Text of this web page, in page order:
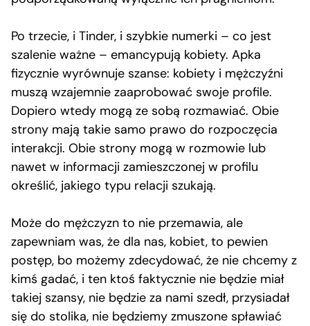
Po trzecie, i Tinder, i szybkie numerki – co jest
szalenie ważne – emancypują kobiety. Apka
fizycznie wyrównuje szanse: kobiety i mężczyźni
muszą wzajemnie zaaprobować swoje profile.
Dopiero wtedy mogą ze sobą rozmawiać. Obie
strony mają takie samo prawo do rozpoczęcia
interakcji. Obie strony mogą w rozmowie lub
nawet w informacji zamieszczonej w profilu
określić, jakiego typu relacji szukają.
Może do mężczyzn to nie przemawia, ale
zapewniam was, że dla nas, kobiet, to pewien
postęp, bo możemy zdecydować, że nie chcemy z
kimś gadać, i ten ktoś faktycznie nie będzie miał
takiej szansy, nie będzie za nami szedł, przysiadał
się do stolika, nie będziemy zmuszone spławiać